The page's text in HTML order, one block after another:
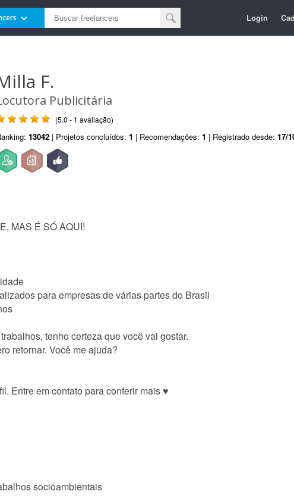
Login
F.
Publicitária
(5.0 - 1 avaliação)
13042 | Projetos concluídos: 1 | Recomendações: 1 | Registrado desde: 17/
MAS É SÓ AQUI!
para empresas de várias partes do Brasil
tenho certeza que você vai gostar.
retornar. Você me ajuda?
Entre em contato para conferir mais ♥
socioambientais